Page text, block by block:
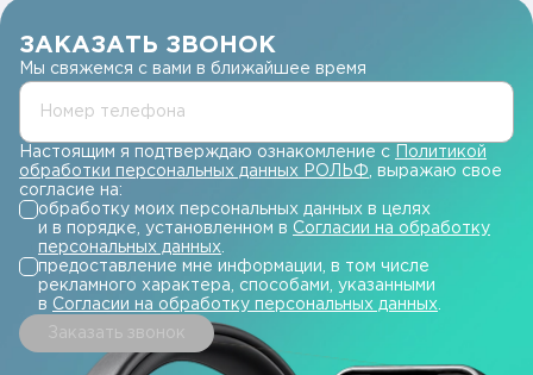
ЗАКАЗАТЬ ЗВОНОК
Мы свяжемся с вами в ближайшее время
Номер телефона
Настоящим я подтверждаю ознакомление с
Политикой
обработки персональных данных РОЛЬФ , выражаю свое
согласие на:
обработку моих персональных данных в целях
и в порядке, установленном в Согласии на обработку
персональных данных
предоставление мне информации, в том числе
рекламного характера, способами, указанными
в Согласии на обработку персональных данных
Заказать звонок